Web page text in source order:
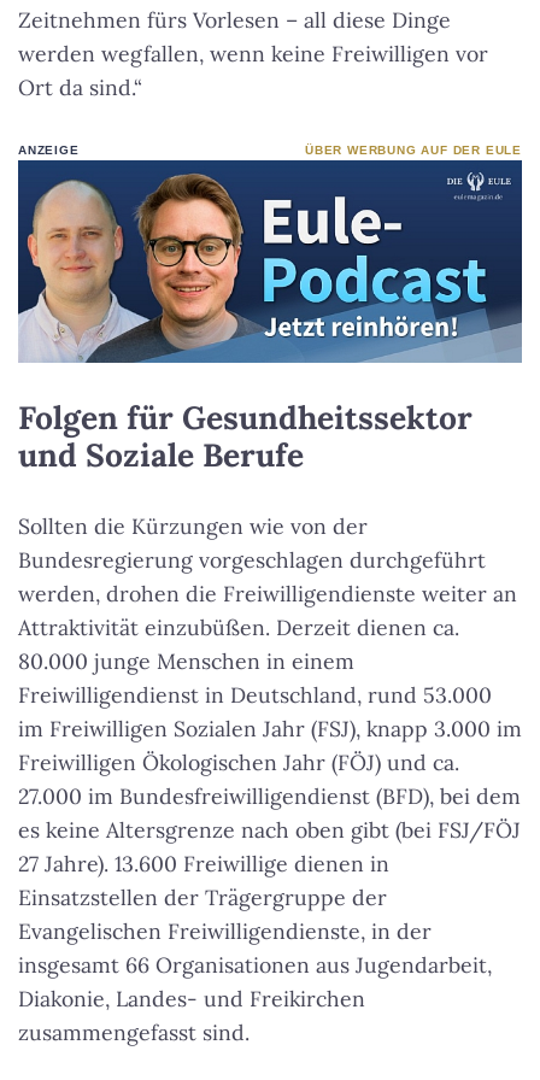
Zeitnehmen fürs Vorlesen – all diese Dinge
werden wegfallen, wenn keine Freiwilligen vor
Ort da sind.“
ANZEIGE ÜBER WERBUNG AUF DER EULE
Folgen für Gesundheitssektor
und Soziale Berufe
Sollten die Kürzungen wie von der
Bundesregierung vorgeschlagen durchgeführt
werden, drohen die Freiwilligendienste weiter an
Attraktivität einzubüßen. Derzeit dienen ca.
80.000 junge Menschen in einem
Freiwilligendienst in Deutschland, rund 53.000
im Freiwilligen Sozialen Jahr (FSJ), knapp 3.000 im
Freiwilligen Ökologischen Jahr (FÖJ) und ca.
27.000 im Bundesfreiwilligendienst (BFD), bei dem
es keine Altersgrenze nach oben gibt (bei FSJ/FÖJ
27 Jahre). 13.600 Freiwillige dienen in
Einsatzstellen der Trägergruppe der
Evangelischen Freiwilligendienste, in der
insgesamt 66 Organisationen aus Jugendarbeit,
Diakonie, Landes- und Freikirchen
zusammengefasst sind.